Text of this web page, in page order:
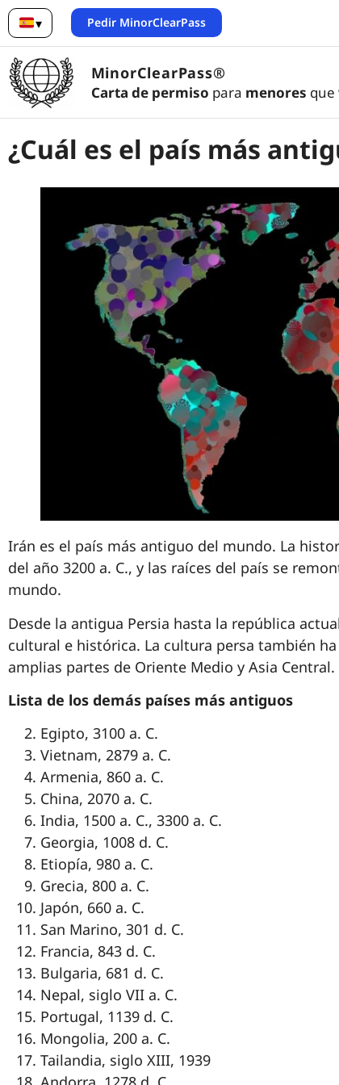
▾
Español
Pedir MinorClearPass
MinorClearPass®
Carta de permiso para menores que
¿Cuál es el país más
Irán es el país más antiguo del mundo. La
del año 3200 a. C., y las raíces del país se
mundo.
Desde la antigua Persia hasta la república
cultural e histórica. La cultura persa también
amplias partes de Oriente Medio y Asia Central.
Lista de los demás países más antiguos
Egipto, 3100 a. C.
Vietnam, 2879 a. C.
Armenia, 860 a. C.
China, 2070 a. C.
India, 1500 a. C., 3300 a. C.
Georgia, 1008 d. C.
Etiopía, 980 a. C.
Grecia, 800 a. C.
Japón, 660 a. C.
San Marino, 301 d. C.
Francia, 843 d. C.
Bulgaria, 681 d. C.
Nepal, siglo VII a. C.
Portugal, 1139 d. C.
Mongolia, 200 a. C.
Tailandia, siglo XIII, 1939